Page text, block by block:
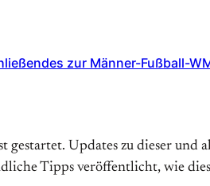
zur Männer-Fußball-
Updates zu dieser
Tipps veröffentlicht, wie